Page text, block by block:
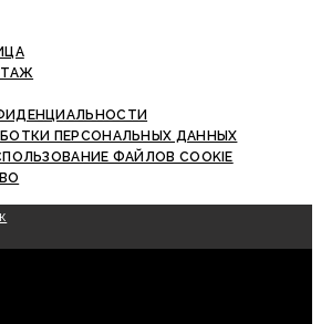
ПЕРСОНАЛЬНЫХ ДАННЫХ
ФАЙЛОВ COOKIE